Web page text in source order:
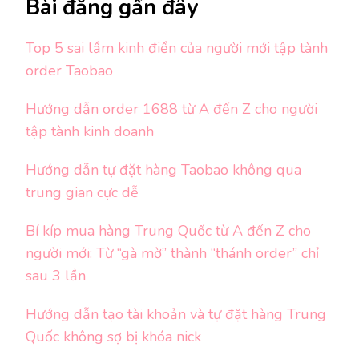
Bài đăng gần đây
Top 5 sai lầm kinh điển của người mới tập tành
order Taobao
Hướng dẫn order 1688 từ A đến Z cho người
tập tành kinh doanh
Hướng dẫn tự đặt hàng Taobao không qua
trung gian cực dễ
Bí kíp mua hàng Trung Quốc từ A đến Z cho
người mới: Từ “gà mờ” thành “thánh order” chỉ
sau 3 lần
Hướng dẫn tạo tài khoản và tự đặt hàng Trung
Quốc không sợ bị khóa nick